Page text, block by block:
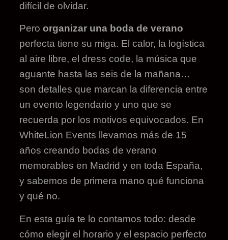
difícil de olvidar.
Peroorganizar una boda de verano
perfecta tiene su miga. El calor, la logística
al aire libre, el dress code, la música que
aguante hasta las seis de la mañana…
son detalles que marcan la diferencia entre
un evento legendario y uno que se
recuerda por los motivos equivocados. En
WhiteLion Events llevamos más de 15
años creando bodas de verano
memorables en Madrid y en toda España,
y sabemos de primera mano qué funciona
y qué no.
En esta guía te lo contamos todo: desde
cómo elegir el horario y el espacio perfecto